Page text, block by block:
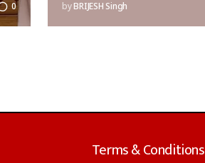
0
byBRIJESH Singh
Terms & Conditions